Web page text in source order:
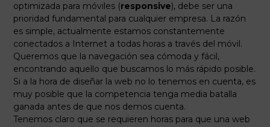
optimizada para móviles (responsive), debe ser una
prioridad fundamental para cualquier empresa. La razón
es simple, actualmente estamos constantemente
conectados a Internet a todas horas a través del móvil.
Queremos que la navegación sea cómoda y fácil,
encontrando aquello que buscamos lo más rápido posible.
Si a la hora de diseñar la web no lo tenemos en cuenta, es
muy posible que la competencia tenga media batalla
ganada antes de que nos demos cuenta.
Tenemos claro que se requieren horas para que una web